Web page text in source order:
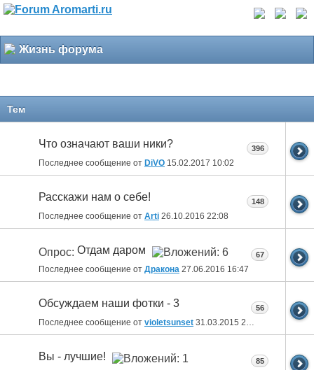
Жизнь форума
Тем
Что означают ваши ники?
Последнее сообщение от DiVO 15.02.2017 10:02
396
Расскажи нам о себе!
Последнее сообщение от Arti 26.10.2016 22:08
148
Опрос: Отдам даром
Последнее сообщение от Дракона 27.06.2016 16:47
67
Обсуждаем наши фотки - 3
Последнее сообщение от violetsunset 31.03.2015 23:53
56
Вы - лучшие! 85